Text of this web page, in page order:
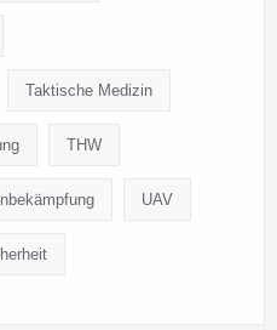
Taktische Medizin
THW
UAV